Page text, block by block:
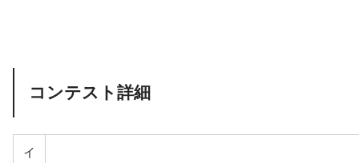
コンテスト詳細
イ